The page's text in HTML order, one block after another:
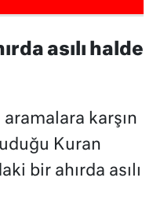
asılı halde
karşın
Kuran
bir ahırda asılı